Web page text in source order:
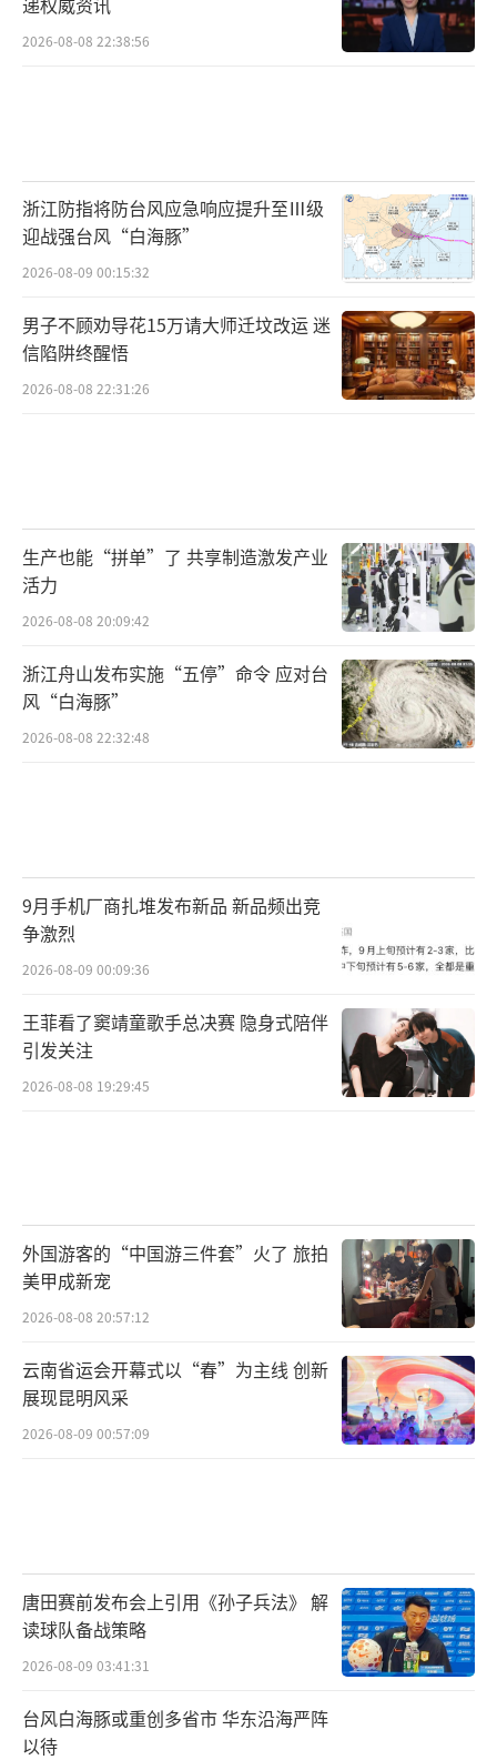
2026-08-08 22:38:56
浙江防指将防台风应急响应提升至Ⅲ级
迎战强台风“白海豚”
2026-08-09 00:15:32
男子不顾劝导花15万请大师迁坟改运 迷
信陷阱终醒悟
2026-08-08 22:31:26
生产也能“拼单”了 共享制造激发产业
活力
2026-08-08 20:09:42
浙江舟山发布实施“五停”命令 应对台
风“白海豚”
2026-08-08 22:32:48
9月手机厂商扎堆发布新品 新品频出竞
争激烈
2026-08-09 00:09:36
王菲看了窦靖童歌手总决赛 隐身式陪伴
引发关注
2026-08-08 19:29:45
外国游客的“中国游三件套”火了 旅拍
美甲成新宠
2026-08-08 20:57:12
云南省运会开幕式以“春”为主线 创新
展现昆明风采
2026-08-09 00:57:09
唐田赛前发布会上引用《孙子兵法》 解
读球队备战策略
2026-08-09 03:41:31
台风白海豚或重创多省市 华东沿海严阵
以待